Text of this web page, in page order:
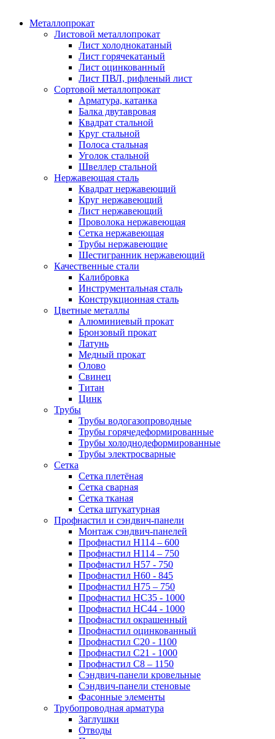
Металлопрокат
Листовой металлопрокат
Лист холоднокатаный
Лист горячекатаный
Лист оцинкованный
Лист ПВЛ, рифленый лист
Сортовой металлопрокат
Арматура, катанка
Балка двутавровая
Квадрат стальной
Круг стальной
Полоса стальная
Уголок стальной
Швеллер стальной
Нержавеющая сталь
Квадрат нержавеющий
Круг нержавеющий
Лист нержавеющий
Проволока нержавеющая
Сетка нержавеющая
Трубы нержавеющие
Шестигранник нержавеющий
Качественные стали
Калибровка
Инструментальная сталь
Конструкционная сталь
Цветные металлы
Алюминиевый прокат
Бронзовый прокат
Латунь
Медный прокат
Олово
Свинец
Титан
Цинк
Трубы
Трубы водогазопроводные
Трубы горячедеформированные
Трубы холоднодеформированные
Трубы электросварные
Сетка
Сетка плетёная
Сетка сварная
Сетка тканая
Сетка штукатурная
Профнастил и сэндвич-панели
Монтаж сэндвич-панелей
Профнастил Н114 – 600
Профнастил Н114 – 750
Профнастил Н57 - 750
Профнастил Н60 - 845
Профнастил Н75 – 750
Профнастил НС35 - 1000
Профнастил НС44 - 1000
Профнастил окрашенный
Профнастил оцинкованный
Профнастил С20 - 1100
Профнастил С21 - 1000
Профнастил С8 – 1150
Сэндвич-панели кровельные
Сэндвич-панели стеновые
Фасонные элементы
Трубопроводная арматура
Заглушки
Отводы